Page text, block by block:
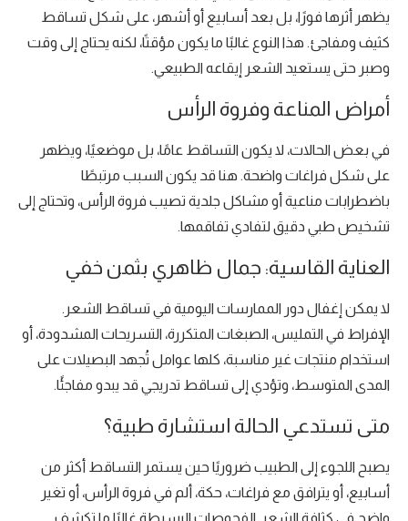
يظهر أثرها فورًا، بل بعد أسابيع أو أشهر، على شكل تساقط
كثيف ومفاجئ. هذا النوع غالبًا ما يكون مؤقتًا، لكنه يحتاج إلى وقت
وصبر حتى يستعيد الشعر إيقاعه الطبيعي.
أمراض المناعة وفروة الرأس
في بعض الحالات، لا يكون التساقط عامًا، بل موضعيًا، ويظهر
على شكل فراغات واضحة. هنا قد يكون السبب مرتبطًا
باضطرابات مناعية أو مشاكل جلدية تصيب فروة الرأس، وتحتاج إلى
تشخيص طبي دقيق لتفادي تفاقمها.
العناية القاسية: جمال ظاهري بثمن خفي
لا يمكن إغفال دور الممارسات اليومية في تساقط الشعر.
الإفراط في التمليس، الصبغات المتكررة، التسريحات المشدودة، أو
استخدام منتجات غير مناسبة، كلها عوامل تُجهد البصيلات على
المدى المتوسط، وتؤدي إلى تساقط تدريجي قد يبدو مفاجئًا.
متى تستدعي الحالة استشارة طبية؟
يصبح اللجوء إلى الطبيب ضروريًا حين يستمر التساقط أكثر من
أسابيع، أو يترافق مع فراغات، حكة، ألم في فروة الرأس، أو تغير
واضح في كثافة الشعر. الفحوصات البسيطة غالبًا ما تكشف